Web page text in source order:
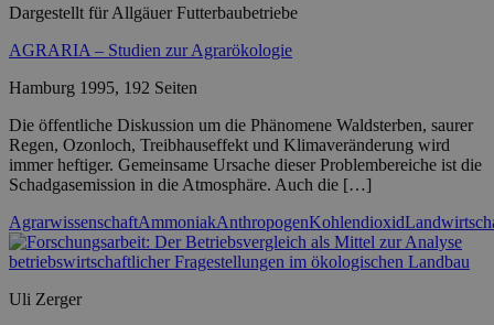
Dargestellt für Allgäuer Futterbaubetriebe
AGRARIA – Studien zur Agrarökologie
Hamburg 1995, 192 Seiten
Die öffentliche Diskussion um die Phänomene Waldsterben, saurer
Regen, Ozonloch, Treibhauseffekt und Klimaveränderung wird
immer heftiger. Gemeinsame Ursache dieser Problembereiche ist die
Schadgasemission in die Atmosphäre. Auch die […]
AgrarwissenschaftAmmoniakAnthropogenKohlendioxid
Uli Zerger